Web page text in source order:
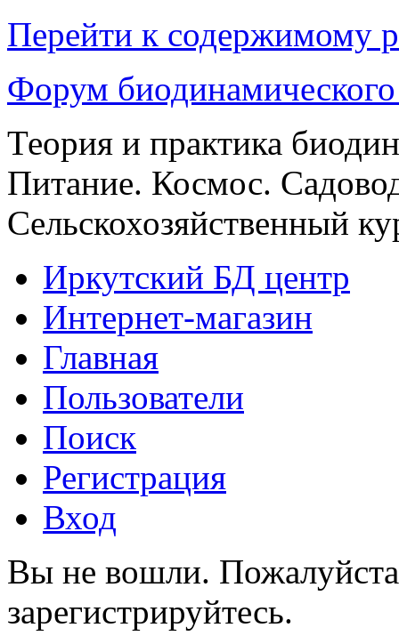
Перейти к содержимому
Форум биодинамического
Теория и практика
Питание. Космос.
Сельскохозяйственный
Иркутский БД центр
Интернет-магазин
Главная
Пользователи
Поиск
Регистрация
Вход
Вы не вошли.
зарегистрируйтесь.